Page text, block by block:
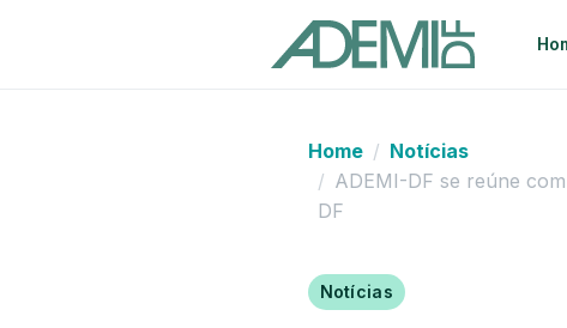
Home
Notícias
ADEMI-DF se reúne
DF
Notícias